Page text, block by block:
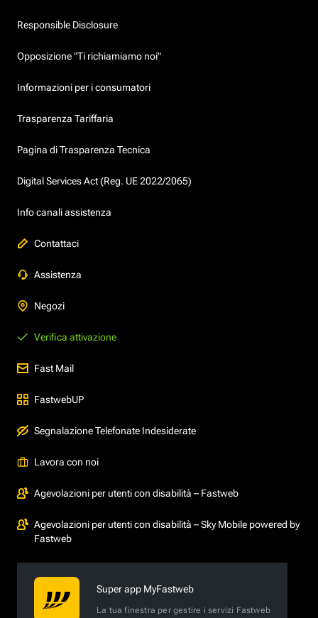
Responsible Disclosure
Opposizione "Ti richiamiamo noi"
Informazioni per i consumatori
Trasparenza Tariffaria
Pagina di Trasparenza Tecnica
Digital Services Act (Reg. UE 2022/2065)
Info canali assistenza
Contattaci
Assistenza
Negozi
Verifica attivazione
Fast Mail
FastwebUP
Segnalazione Telefonate Indesiderate
Lavora con noi
Agevolazioni per utenti con disabilità – Fastweb
Agevolazioni per utenti con disabilità – Sky Mobile powered by
Fastweb
Super app MyFastweb
La tua finestra per gestire i servizi Fastweb